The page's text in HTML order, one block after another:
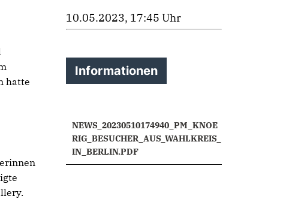
hatte
10.05.2023, 17:45 Uhr
Informationen
NEWS_20230510174940_PM_KNOE
RIG_BESUCHER_AUS_WAHLKREIS_
IN_BERLIN.PDF